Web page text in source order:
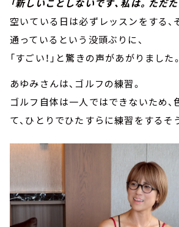
「新しいことしないです、私は。ただ
空いている日は必ずレッスンをする、
通っているという没頭ぶりに、
「すごい！」と驚きの声があがりました。
あゆみさんは、ゴルフの練習。
ゴルフ自体は一人ではできないため、
て、ひとりでひたすらに練習をするそ